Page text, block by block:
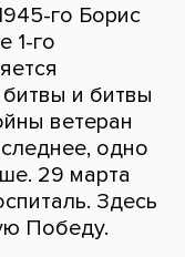
го Борис
1-го
и битвы
ветеран
одно
29 марта
Здесь
Победу.